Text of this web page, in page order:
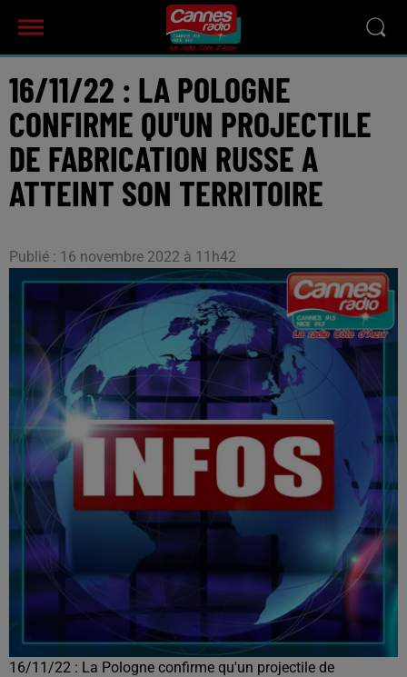
16/11/22 : LA POLOGNE
CONFIRME QU'UN PROJECTILE
DE FABRICATION RUSSE A
ATTEINT SON TERRITOIRE
Publié : 16 novembre 2022 à 11h42
16/11/22 : La Pologne confirme qu'un projectile de